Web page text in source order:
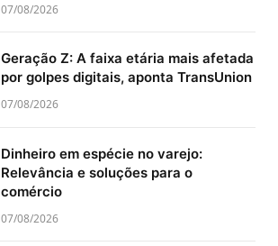
07/08/2026
Geração Z: A faixa etária mais afetada
por golpes digitais, aponta TransUnion
07/08/2026
Dinheiro em espécie no varejo:
Relevância e soluções para o
comércio
07/08/2026